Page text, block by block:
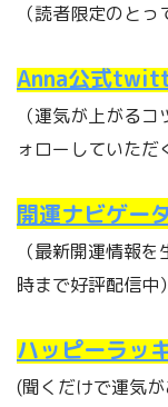
（読者限定のと
Anna公式
（運気が上がる
ォローしていただ
開運ナビゲー
（最新開運情報
時まで好評配信中）
ハッピーラッ
(聞くだけで運気